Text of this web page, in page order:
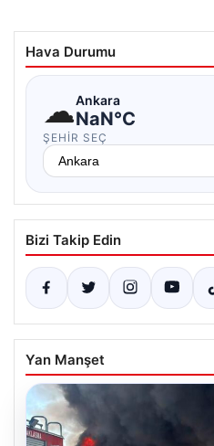
Hava Durumu
☁Ankara
NaN°C
ŞEHIR SEÇ
Bizi Takip Edin
Yan Manşet